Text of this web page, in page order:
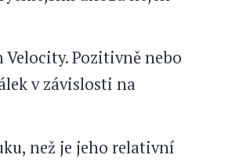
Velocity. Pozitivně nebo
v závislosti na
než je jeho relativní